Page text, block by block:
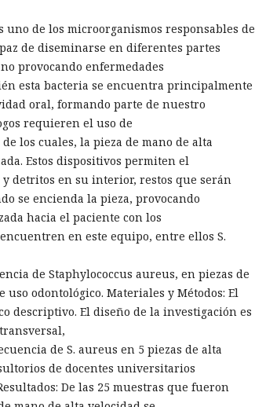
uno de los microorganismos responsables de
de diseminarse en diferentes partes
provocando enfermedades
esta bacteria se encuentra principalmente
oral, formando parte de nuestro
requieren el uso de
los cuales, la pieza de mano de alta
Estos dispositivos permiten el
detritos en su interior, restos que serán
se encienda la pieza, provocando
hacia el paciente con los
en este equipo, entre ellos S.
de Staphylococcus aureus, en piezas de
uso odontológico. Materiales y Métodos: El
descriptivo. El diseño de la investigación es
de S. aureus en 5 piezas de alta
de docentes universitarios
De las 25 muestras que fueron